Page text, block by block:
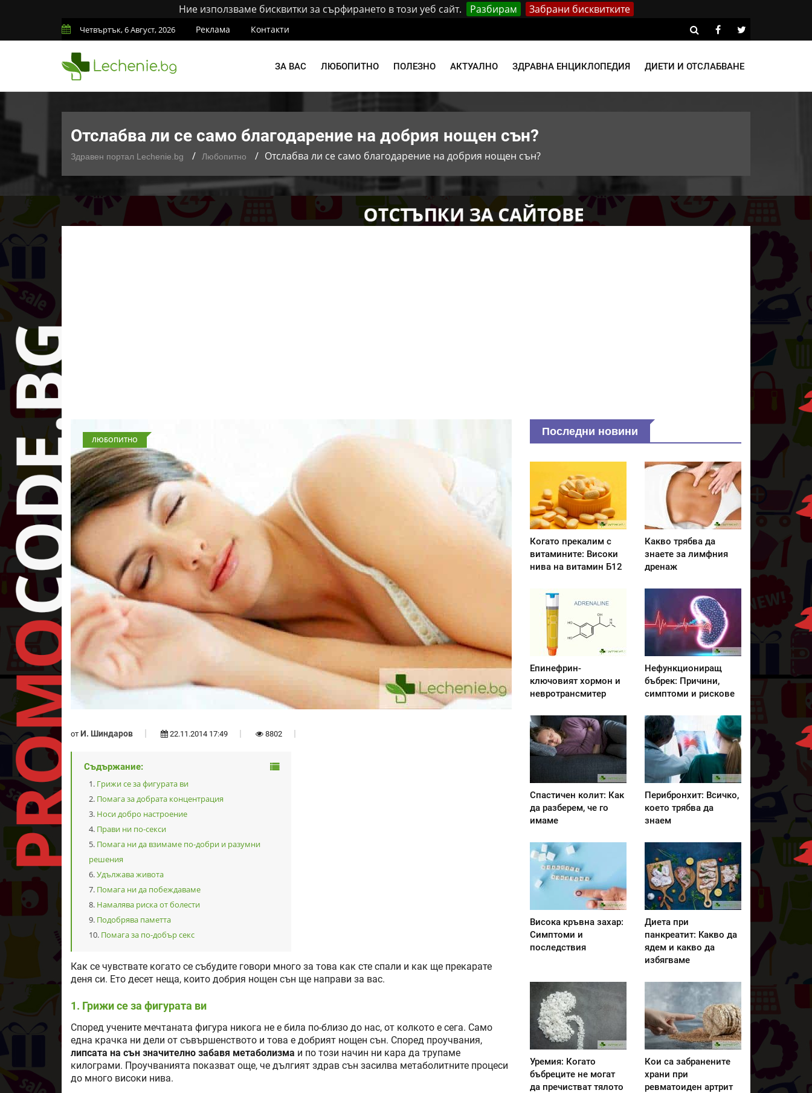
Ние използваме бисквитки за сърфирането в този уеб сайт. Разбирам Забрани бисквитките
Четвъртък, 6 Август, 2026 Реклама Контакти
ЗА ВАС ЛЮБОПИТНО ПОЛЕЗНО АКТУАЛНО ЗДРАВНА ЕНЦИКЛОПЕДИЯ ДИЕТИ И ОТСЛАБВАНЕ
Отслабва ли се само благодарение на добрия нощен сън?
Здравен портал Lechenie.bg Любопитно Отслабва ли се само благодарение на добрия нощен сън?
ЛЮБОПИТНО
от И. Шиндаров 22.11.2014 17:49 8802
Съдържание:
Грижи се за фигурата ви
Помага за добрата концентрация
Носи добро настроение
Прави ни по-секси
Помага ни да взимаме по-добри и разумни
решения
Удължава живота
Помага ни да побеждаваме
Намалява риска от болести
Подобрява паметта
Помага за по-добър секс
Как се чувствате когато се събудите говори много за това как сте спали и как ще прекарате
деня си. Ето десет неща, които добрия нощен сън ще направи за вас.
1. Грижи се за фигурата ви
Според учените мечтаната фигура никога не е била по-близо до нас, от колкото е сега. Само
една крачка ни дели от съвършенството и това е добрият нощен сън. Според проучвания,
липсата на сън значително забавя метаболизма и по този начин ни кара да трупаме
килограми. Проучванията показват още, че дългият здрав сън засилва метаболитните процеси
до много високи нива.
Последни новини
Когато прекалим с
витамините: Високи
нива на витамин Б12
Какво трябва да
знаете за лимфния
дренаж
Епинефрин-
ключовият хормон и
невротрансмитер
Нефункциониращ
бъбрек: Причини,
симптоми и рискове
Спастичен колит: Как
да разберем, че го
имаме
Перибронхит: Всичко,
което трябва да
знаем
Висока кръвна захар:
Симптоми и
последствия
Диета при
панкреатит: Kакво да
ядем и какво да
избягваме
Уремия: Когато
бъбреците не могат
да пречистват тялото
Кои са забранените
храни при
ревматоиден артрит